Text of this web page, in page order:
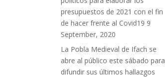
presupuestos de 2021 con el fin
de hacer frente al Covid19 9
September, 2020
La Pobla Medieval de Ifach se
abre al público este sábado para
difundir sus últimos hallazgos